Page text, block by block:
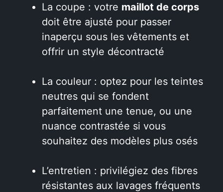
La coupe : votre maillot de corps
doit être ajusté pour passer
inaperçu sous les vêtements et
offrir un style décontracté
La couleur : optez pour les teintes
neutres qui se fondent
parfaitement une tenue, ou une
nuance contrastée si vous
souhaitez des modèles plus osés
L’entretien : privilégiez des fibres
résistantes aux lavages fréquents